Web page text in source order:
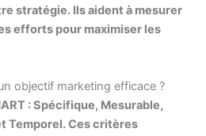
stratégie. Ils aident à mesurer
efforts pour maximiser les
objectif marketing efficace ?
: Spécifique, Mesurable,
Temporel. Ces critères